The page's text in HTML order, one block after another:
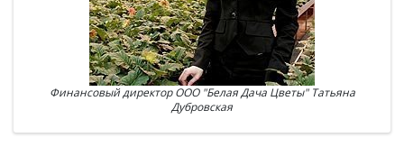
Финансовый директор ООО "Белая Дача Цветы" Татьяна
Дубровская